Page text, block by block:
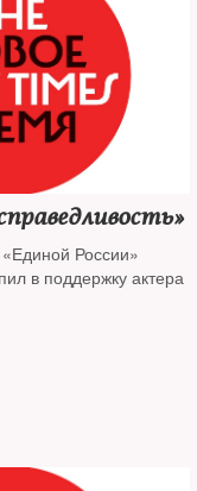
России»
в поддержку актера